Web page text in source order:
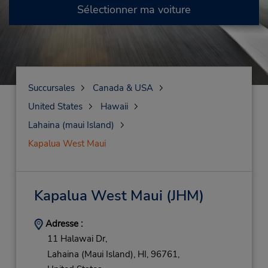
Sélectionner ma voiture
Succursales
Canada & USA
United States
Hawaii
Lahaina (maui Island)
Kapalua West Maui
Kapalua West Maui (JHM)
Adresse :
11 Halawai Dr,
Lahaina (Maui Island), HI, 96761,